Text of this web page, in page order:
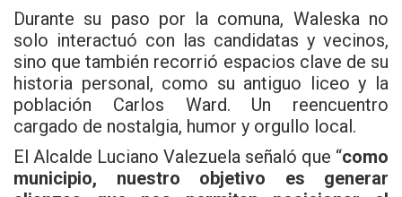
Durante su paso por la comuna, Waleska no
solo interactuó con las candidatas y vecinos,
sino que también recorrió espacios clave de su
historia personal, como su antiguo liceo y la
población Carlos Ward. Un reencuentro
cargado de nostalgia, humor y orgullo local.
El Alcalde Luciano Valezuela señaló que “como
municipio, nuestro objetivo es generar